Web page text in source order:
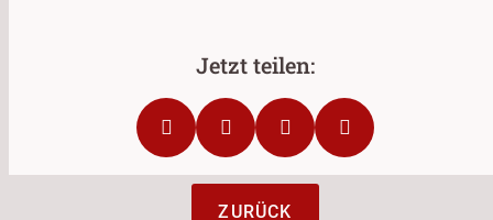
ZURÜCK